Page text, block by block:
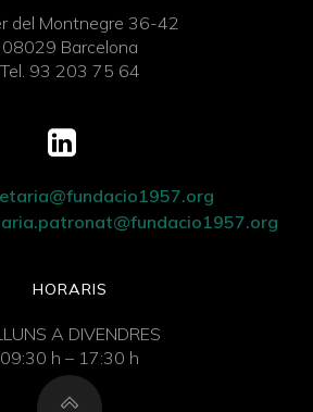
del Montnegre 36-42
08029 Barcelona
Tel. 93 203 75 64
HORARIS
A DIVENDRES
09:30 h – 17:30 h